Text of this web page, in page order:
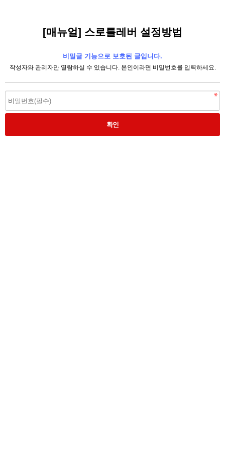
[매뉴얼] 스로틀레버 설정방법
비밀글 기능으로 보호된 글입니다.
작성자와 관리자만 열람하실 수 있습니다. 본인이라면 비밀번호를 입력하세요.